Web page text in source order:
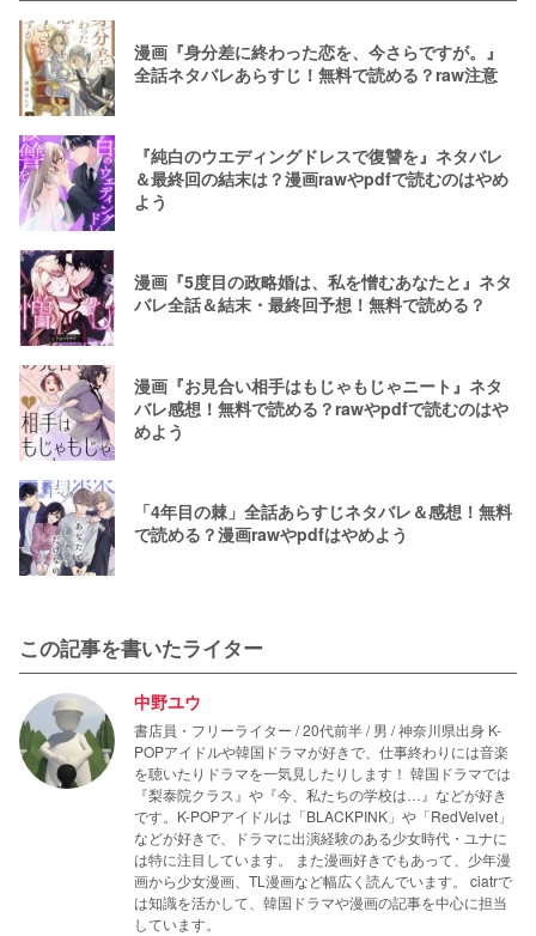
漫画『身分差に終わった恋を、今さらですが。』
全話ネタバレあらすじ！無料で読める？raw注意
『純白のウエディングドレスで復讐を』ネタバレ
＆最終回の結末は？漫画rawやpdfで読むのはやめ
よう
漫画『5度目の政略婚は、私を憎むあなたと』ネタ
バレ全話＆結末・最終回予想！無料で読める？
漫画『お見合い相手はもじゃもじゃニート』ネタ
バレ感想！無料で読める？rawやpdfで読むのはや
めよう
「4年目の棘」全話あらすじネタバレ＆感想！無料
で読める？漫画rawやpdfはやめよう
この記事を書いたライター
中野ユウ
書店員・フリーライター / 20代前半 / 男 / 神奈川県出身 K-
POPアイドルや韓国ドラマが好きで、仕事終わりには音楽
を聴いたりドラマを一気見したりします！ 韓国ドラマでは
『梨泰院クラス』や『今、私たちの学校は…』などが好き
です。K-POPアイドルは「BLACKPINK」や「RedVelvet」
などが好きで、ドラマに出演経験のある少女時代・ユナに
は特に注目しています。 また漫画好きでもあって、少年漫
画から少女漫画、TL漫画など幅広く読んでいます。 ciatrで
は知識を活かして、韓国ドラマや漫画の記事を中心に担当
しています。